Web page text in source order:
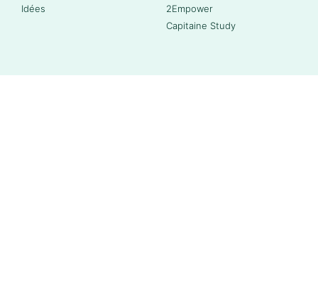
Idées
2Empower
Capitaine Study